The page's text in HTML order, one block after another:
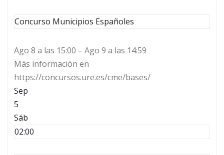
Concurso Municipios Españoles
Ago 8 a las 15:00 – Ago 9 a las 14:59
Más información en
https://concursos.ure.es/cme/bases/
Sep
5
Sáb
02:00